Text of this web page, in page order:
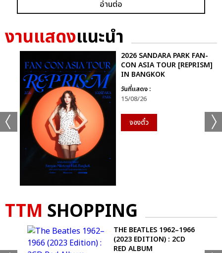
อ่านต่อ
งานแสดงแนะนำ
2026 SANDARA PARK FAN-
CON ASIA TOUR [REPRISM]
IN BANGKOK
วันที่แสดง :
15/08/26
จองตั๋ว
TTM SHOPPING
THE BEATLES 1962–1966
(2023 EDITION) : 2CD
RED ALBUM